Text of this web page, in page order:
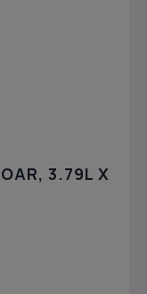
3.79L X